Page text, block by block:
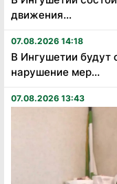
движения...
07.08.2026 14:18
В Ингушетии будут
нарушение мер...
07.08.2026 13:43